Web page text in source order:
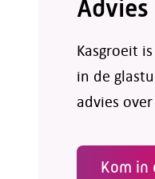
Kasgroeit
in de
advies
Kom in